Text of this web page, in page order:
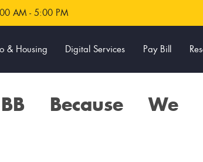
AM - 5:00 PM
& Housing Digital Services Pay Bill
Because We